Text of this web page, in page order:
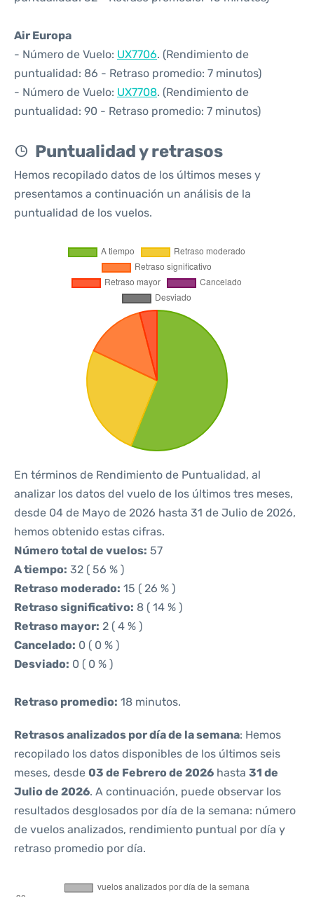
Air Europa
- Número de Vuelo: UX7706. (Rendimiento de
puntualidad: 86 - Retraso promedio: 7 minutos)
- Número de Vuelo: UX7708. (Rendimiento de
puntualidad: 90 - Retraso promedio: 7 minutos)
Puntualidad y retrasos
Hemos recopilado datos de los últimos meses y
presentamos a continuación un análisis de la
puntualidad de los vuelos.
En términos de Rendimiento de Puntualidad, al
analizar los datos del vuelo de los últimos tres meses,
desde 04 de Mayo de 2026 hasta 31 de Julio de 2026,
hemos obtenido estas cifras.
Número total de vuelos: 57
A tiempo: 32 ( 56 % )
Retraso moderado: 15 ( 26 % )
Retraso significativo: 8 ( 14 % )
Retraso mayor: 2 ( 4 % )
Cancelado: 0 ( 0 % )
Desviado: 0 ( 0 % )
Retraso promedio: 18 minutos.
Retrasos analizados por día de la semana: Hemos
recopilado los datos disponibles de los últimos seis
meses, desde 03 de Febrero de 2026 hasta 31 de
Julio de 2026. A continuación, puede observar los
resultados desglosados por día de la semana: número
de vuelos analizados, rendimiento puntual por día y
retraso promedio por día.